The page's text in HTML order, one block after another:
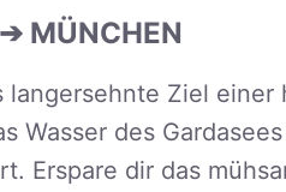
MÜNCHEN
Ziel einer
Wasser des
Erspare dir das